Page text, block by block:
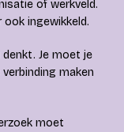
of werkveld.
ingewikkeld.
Je moet je
maken
moet